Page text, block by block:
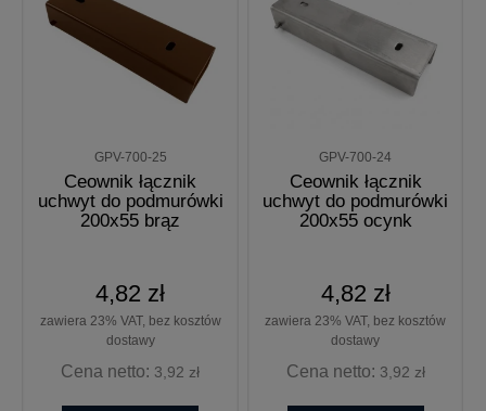
GPV-700-25
Ceownik łącznik
uchwyt do podmurówki
200x55 brąz
4,82 zł
zawiera 23% VAT, bez kosztów
dostawy
Cena netto: 3,92 zł
GPV-700-24
Ceownik łącznik
uchwyt do podmurówki
200x55 ocynk
4,82 zł
zawiera 23% VAT, bez kosztów
dostawy
Cena netto: 3,92 zł